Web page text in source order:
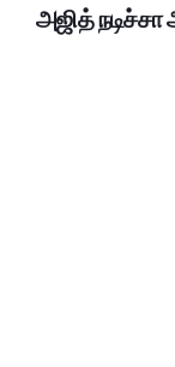
அஜித் நடிச்சா